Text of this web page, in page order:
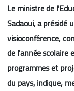
Le ministre de
Sadaoui, a présidé
visioconférence,
de l'année scolaire
programmes et
du pays, indique,